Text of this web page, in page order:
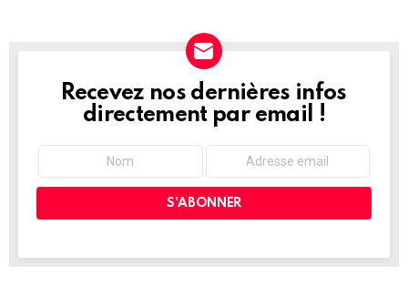
NEWSLETTER
Recevez nos dernières infos
directement par email !